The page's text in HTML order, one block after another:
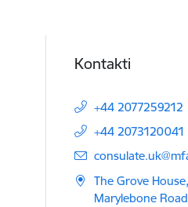
Kontakti
+44 2077259212
+44 2073120041
E-pasts:
The Grove
Marylebone